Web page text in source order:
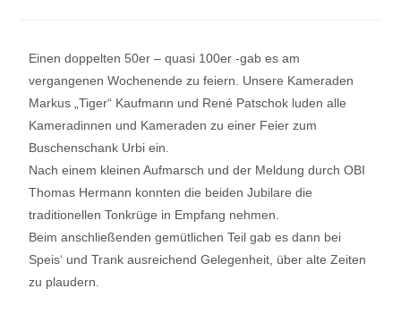
Einen doppelten 50er – quasi 100er -gab es am
vergangenen Wochenende zu feiern. Unsere Kameraden
Markus „Tiger“ Kaufmann und René Patschok luden alle
Kameradinnen und Kameraden zu einer Feier zum
Buschenschank Urbi ein.
Nach einem kleinen Aufmarsch und der Meldung durch OBI
Thomas Hermann konnten die beiden Jubilare die
traditionellen Tonkrüge in Empfang nehmen.
Beim anschließenden gemütlichen Teil gab es dann bei
Speis‘ und Trank ausreichend Gelegenheit, über alte Zeiten
zu plaudern.